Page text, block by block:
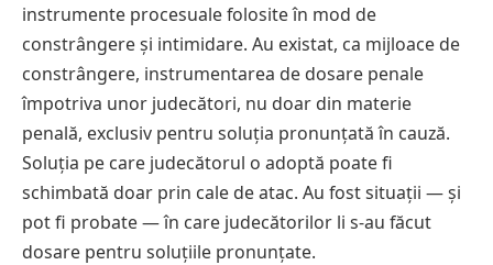
instrumente procesuale folosite în mod de
constrângere și intimidare. Au existat, ca mijloace de
constrângere, instrumentarea de dosare penale
împotriva unor judecători, nu doar din materie
penală, exclusiv pentru soluția pronunțată în cauză.
Soluția pe care judecătorul o adoptă poate fi
schimbată doar prin cale de atac. Au fost situații — și
pot fi probate — în care judecătorilor li s-au făcut
dosare pentru soluțiile pronunțate.